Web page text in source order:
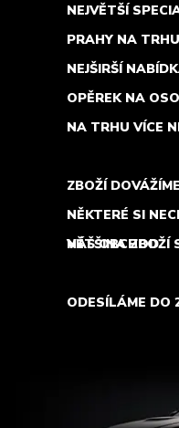
NEJVĚTŠÍ
PRAHY NA
NEJŠIRŠÍ
OPĚREK NA
NA TRHU VÍCE
ZBOŽÍ
NĚKTERÉ SI
NÁŠ OBCHOD.
VĚTŠINA ZBOŽÍ
ODESÍLÁME DO